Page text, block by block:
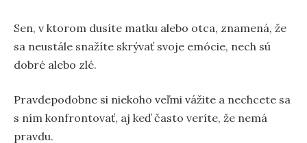
Sen, v ktorom dusíte matku alebo otca, znamená, že
sa neustále snažíte skrývať svoje emócie, nech sú
dobré alebo zlé.
Pravdepodobne si niekoho veľmi vážite a nechcete sa
s ním konfrontovať, aj keď často veríte, že nemá
pravdu.